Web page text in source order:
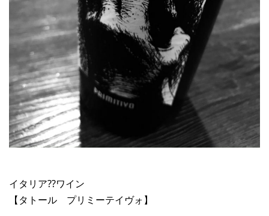
イタリア??ワイン
【タトール プリミーテイヴォ】